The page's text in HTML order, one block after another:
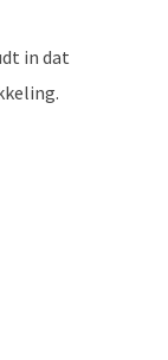
in dat